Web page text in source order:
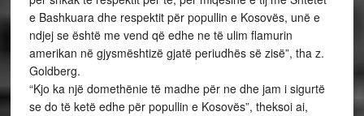
e Bashkuara dhe respektit për popullin e Kosovës, unë e
ndjej se është me vend që edhe ne të ulim flamurin
amerikan në gjysmështizë gjatë periudhës së zisë”, tha z.
Goldberg.
“Kjo ka një domethënie të madhe për ne dhe jam i sigurtë
se do të ketë edhe për popullin e Kosovës”, theksoi ai,